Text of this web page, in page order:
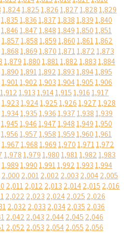
1,8241,8251,8261,8271,8281,829
1,8351,8361,8371,8381,8391,840
1,8461,8471,8481,8491,8501,851
1,8571,8581,8591,8601,8611,862
1,8681,8691,8701,8711,8721,873
1,8791,8801,8811,8821,8831,884
1,8901,8911,8921,8931,8941,895
1,9011,9021,9031,9041,9051,906
1,9121,9131,9141,9151,9161,917
1,9231,9241,9251,9261,9271,928
1,9341,9351,9361,9371,9381,939
1,9451,9461,9471,9481,9491,950
1,9561,9571,9581,9591,9601,961
1,9671,9681,9691,9701,9711,972
1,9781,9791,9801,9811,9821,983
1,9891,9901,9911,9921,9931,994
2,000 2,0012,002 2,003 2,0042,005
2,0112,012 2,013 2,0142,015 2,016
2,022 2,023 2,0242,025 2,026
2,032 2,033 2,0342,035 2,036
2,042 2,043 2,0442,045 2,046
2,052 2,053 2,0542,055 2,056